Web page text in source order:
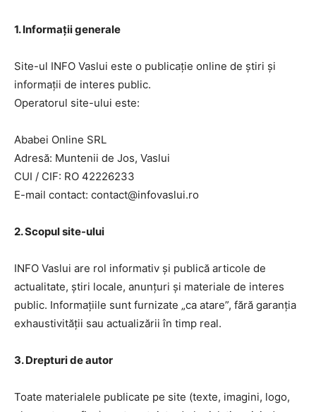
1. Informații generale
Site-ul INFO Vaslui este o publicație online de știri și
informații de interes public.
Operatorul site-ului este:
Ababei Online SRL
Adresă: Muntenii de Jos, Vaslui
CUI / CIF: RO 42226233
E-mail contact: contact@infovaslui.ro
2. Scopul site-ului
INFO Vaslui are rol informativ și publică articole de
actualitate, știri locale, anunțuri și materiale de interes
public. Informațiile sunt furnizate „ca atare”, fără garanția
exhaustivității sau actualizării în timp real.
3. Drepturi de autor
Toate materialele publicate pe site (texte, imagini, logo,